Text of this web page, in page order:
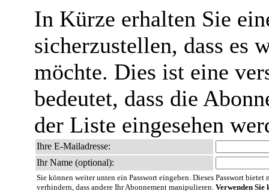
In Kürze erhalten Sie
sicherzustellen, dass es
möchte. Dies ist eine
bedeutet, dass die
der Liste eingesehen
Ihre E-Mailadresse:
Ihr Name (optional):
Sie können weiter unten ein Passwort eingeben. Dieses Passwort
verhindern, dass andere Ihr Abonnement manipulieren. Verwenden Sie